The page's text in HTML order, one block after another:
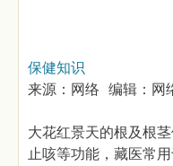
保健知识
来源：网络 编辑：网
大花红景天的根及根
止咳等功能，藏医常